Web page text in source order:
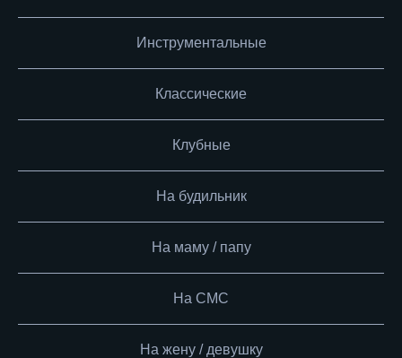
Инструментальные
Классические
Клубные
На будильник
На маму / папу
На СМС
На жену / девушку